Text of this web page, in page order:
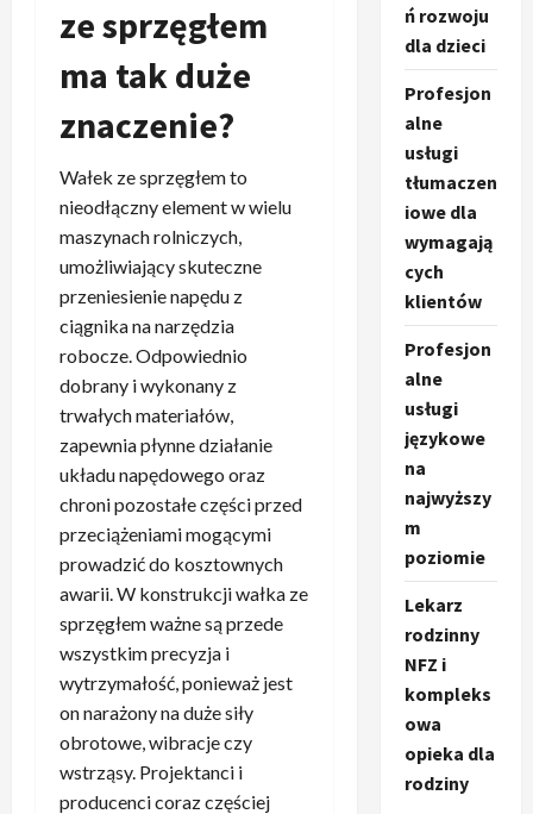
ze sprzęgłem
ma tak duże
znaczenie?
Wałek ze sprzęgłem to
nieodłączny element w wielu
maszynach rolniczych,
umożliwiający skuteczne
przeniesienie napędu z
ciągnika na narzędzia
robocze. Odpowiednio
dobrany i wykonany z
trwałych materiałów,
zapewnia płynne działanie
układu napędowego oraz
chroni pozostałe części przed
przeciążeniami mogącymi
prowadzić do kosztownych
awarii. W konstrukcji wałka ze
sprzęgłem ważne są przede
wszystkim precyzja i
wytrzymałość, ponieważ jest
on narażony na duże siły
obrotowe, wibracje czy
wstrząsy. Projektanci i
producenci coraz częściej
ń rozwoju
dla dzieci
Profesjon
alne
usługi
tłumaczen
iowe dla
wymagają
cych
klientów
Profesjon
alne
usługi
językowe
na
najwyższy
m
poziomie
Lekarz
rodzinny
NFZ i
kompleks
owa
opieka dla
rodziny